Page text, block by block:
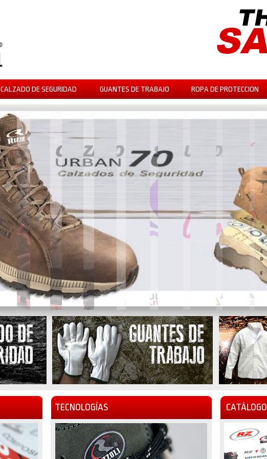
CALZADO DE SEGURIDAD GUANTES DE TRABAJO ROPA DE PROTECCION
TECNOLOGÍAS CATÁLOGO